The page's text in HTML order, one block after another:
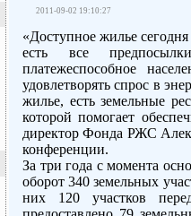
2011-09-02 19:10:27
«Доступное жилье
есть все
платежеспособное
удовлетворять спрос в
жилье, есть земельные
которой помогает
директор Фонда РЖС
конференции.
За три года с момента
оборот 340 земельных
них 120 участков